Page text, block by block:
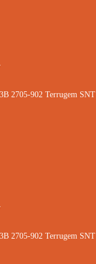
2705-902 Terrugem SNT
2705-902 Terrugem SNT